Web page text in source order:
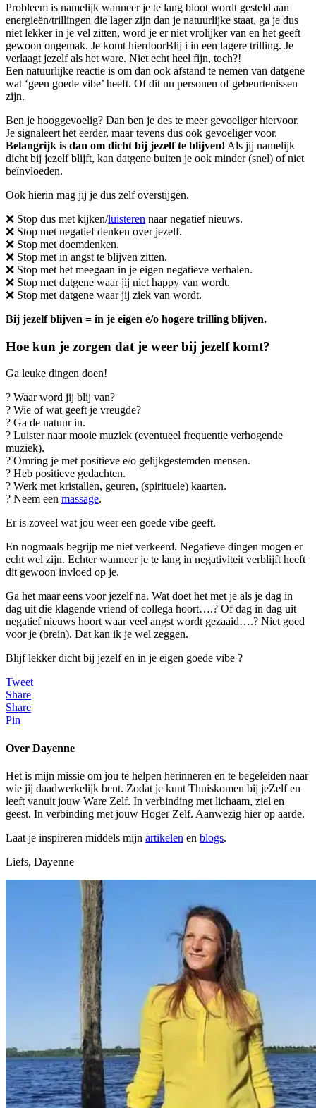
Probleem is namelijk wanneer je te lang bloot wordt gesteld aan
energieën/trillingen die lager zijn dan je natuurlijke staat, ga je dus
niet lekker in je vel zitten, word je er niet vrolijker van en het geeft
gewoon ongemak. Je komt hierdoorBlij i in een lagere trilling. Je
verlaagt jezelf als het ware. Niet echt heel fijn, toch?!
Een natuurlijke reactie is om dan ook afstand te nemen van datgene
wat ‘geen goede vibe’ heeft. Of dit nu personen of gebeurtenissen
zijn.
Ben je hooggevoelig? Dan ben je des te meer gevoeliger hiervoor.
Je signaleert het eerder, maar tevens dus ook gevoeliger voor.
Belangrijk is dan om dicht bij jezelf te blijven! Als jij namelijk
dicht bij jezelf blijft, kan datgene buiten je ook minder (snel) of niet
beïnvloeden.
Ook hierin mag jij je dus zelf overstijgen.
❌ Stop dus met kijken/luisteren naar negatief nieuws.
❌ Stop met negatief denken over jezelf.
❌ Stop met doemdenken.
❌ Stop met in angst te blijven zitten.
❌ Stop met het meegaan in je eigen negatieve verhalen.
❌ Stop met datgene waar jij niet happy van wordt.
❌ Stop met datgene waar jij ziek van wordt.
Bij jezelf blijven = in je eigen e/o hogere trilling blijven.
Hoe kun je zorgen dat je weer bij jezelf komt?
Ga leuke dingen doen!
? Waar word jij blij van?
? Wie of wat geeft je vreugde?
? Ga de natuur in.
? Luister naar mooie muziek (eventueel frequentie verhogende
muziek).
? Omring je met positieve e/o gelijkgestemden mensen.
? Heb positieve gedachten.
? Werk met kristallen, geuren, (spirituele) kaarten.
? Neem een massage.
Er is zoveel wat jou weer een goede vibe geeft.
En nogmaals begrijp me niet verkeerd. Negatieve dingen mogen er
echt wel zijn. Echter wanneer je te lang in negativiteit verblijft heeft
dit gewoon invloed op je.
Ga het maar eens voor jezelf na. Wat doet het met je als je dag in
dag uit die klagende vriend of collega hoort….? Of dag in dag uit
negatief nieuws hoort waar veel angst wordt gezaaid….? Niet goed
voor je (brein). Dat kan ik je wel zeggen.
Blijf lekker dicht bij jezelf en in je eigen goede vibe ?
Tweet
Share
Share
Pin
Over Dayenne
Het is mijn missie om jou te helpen herinneren en te begeleiden naar
wie jij daadwerkelijk bent. Zodat je kunt Thuiskomen bij jeZelf en
leeft vanuit jouw Ware Zelf. In verbinding met lichaam, ziel en
geest. In verbinding met jouw Hoger Zelf. Aanwezig hier op aarde.
Laat je inspireren middels mijn artikelen en blogs.
Liefs, Dayenne